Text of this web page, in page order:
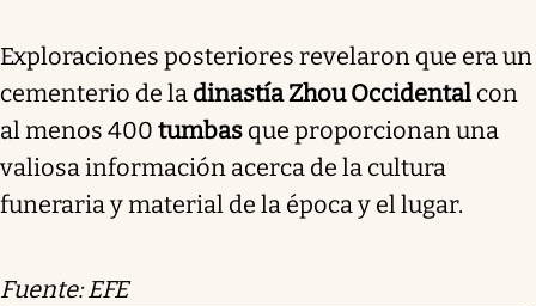
Exploraciones posteriores revelaron que era un
cementerio de la dinastía Zhou Occidental con
al menos 400 tumbas que proporcionan una
valiosa información acerca de la cultura
funeraria y material de la época y el lugar.
Fuente: EFE